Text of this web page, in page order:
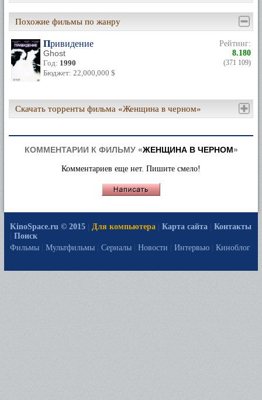
Похожие фильмы по жанру
Привидение
Ghost
Год: 1990
Бюджет: 22,000,000 $
Рейтинг:
8.180
(371 109)
Скачать торренты фильма «Женщина в черном»
КОММЕНТАРИИ К ФИЛЬМУ «ЖЕНЩИНА В ЧЕРНОМ»
Комментариев еще нет. Пишите смело!
KinoSpace.ru © 2015 | Для компьютера | Карта сайта | Контакты
| Поиск
Фильмы
Мультфильмы Сериалы Новости Интервью Киноблог